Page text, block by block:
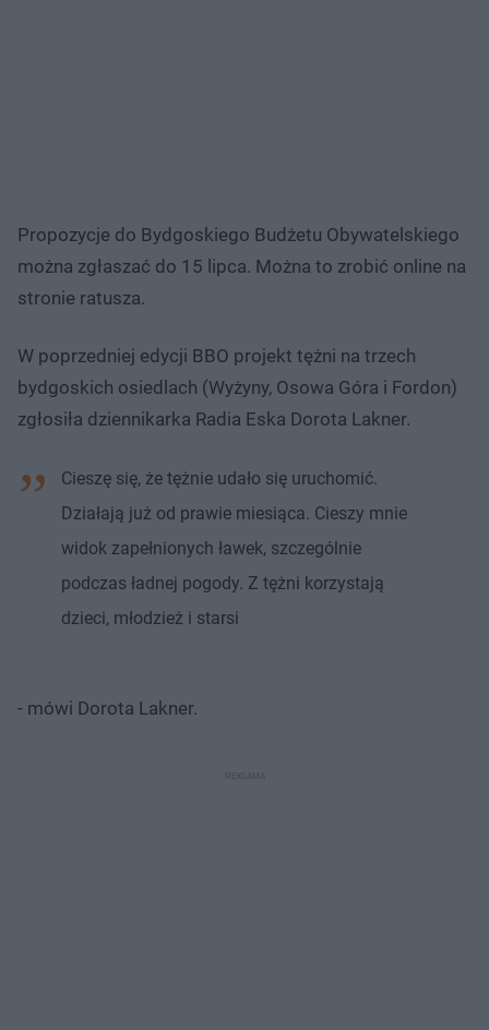
Propozycje do Bydgoskiego Budżetu Obywatelskiego
można zgłaszać do 15 lipca. Można to zrobić online na
stronie ratusza.
W poprzedniej edycji BBO projekt tężni na trzech
bydgoskich osiedlach (Wyżyny, Osowa Góra i Fordon)
zgłosiła dziennikarka Radia Eska Dorota Lakner.
Cieszę się, że tężnie udało się uruchomić.
Działają już od prawie miesiąca. Cieszy mnie
widok zapełnionych ławek, szczególnie
podczas ładnej pogody. Z tężni korzystają
dzieci, młodzież i starsi
- mówi Dorota Lakner.